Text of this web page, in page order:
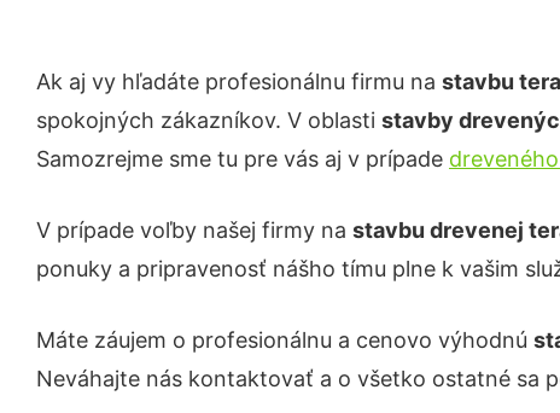
Ak aj vy hľadáte profesionálnu firmu na stavbu
spokojných zákazníkov. V oblasti stavby
Samozrejme sme tu pre vás aj v prípade
V prípade voľby našej firmy na stavbu drevenej
ponuky a pripravenosť nášho tímu plne k vašim
Máte záujem o profesionálnu a cenovo výhodnú
Neváhajte nás kontaktovať a o všetko ostatné sa